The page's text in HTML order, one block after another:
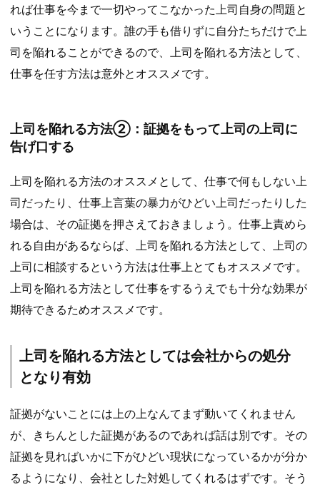
れば仕事を今まで一切やってこなかった上司自身の問題と
いうことになります。誰の手も借りずに自分たちだけで上
司を陥れることができるので、上司を陥れる方法として、
仕事を任す方法は意外とオススメです。
上司を陥れる方法②：証拠をもって上司の上司に
告げ口する
上司を陥れる方法のオススメとして、仕事で何もしない上
司だったり、仕事上言葉の暴力がひどい上司だったりした
場合は、その証拠を押さえておきましょう。仕事上責めら
れる自由があるならば、上司を陥れる方法として、上司の
上司に相談するという方法は仕事上とてもオススメです。
上司を陥れる方法として仕事をするうえでも十分な効果が
期待できるためオススメです。
上司を陥れる方法としては会社からの処分
となり有効
証拠がないことには上の上なんてまず動いてくれません
が、きちんとした証拠があるのであれば話は別です。その
証拠を見ればいかに下がひどい現状になっているかが分か
るようになり、会社とした対処してくれるはずです。そう